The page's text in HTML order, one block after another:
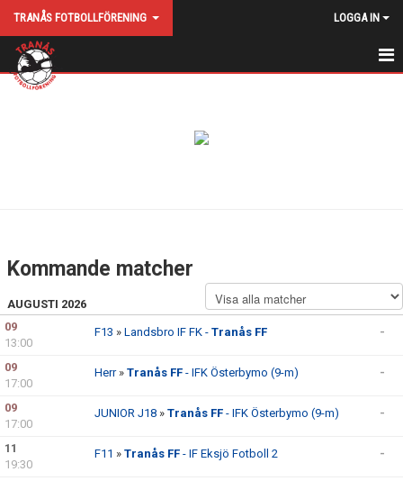
TRANÅS FOTBOLLFÖRENING LOGGA IN
HEM
VÅRA LAG
MEDLEMS/DELTAGARAVGIFT
STYRELSE
Kommande matcher
AUGUSTI 2026
09
13:00
F13 » Landsbro IF FK - Tranås FF -
09
17:00
Herr» Tranås FF - IFK Österbymo (9-m) -
09
17:00
JUNIOR J18 » Tranås FF - IFK Österbymo (9-m) -
11
19:30
F11 » Tranås FF - IF Eksjö Fotboll 2 -